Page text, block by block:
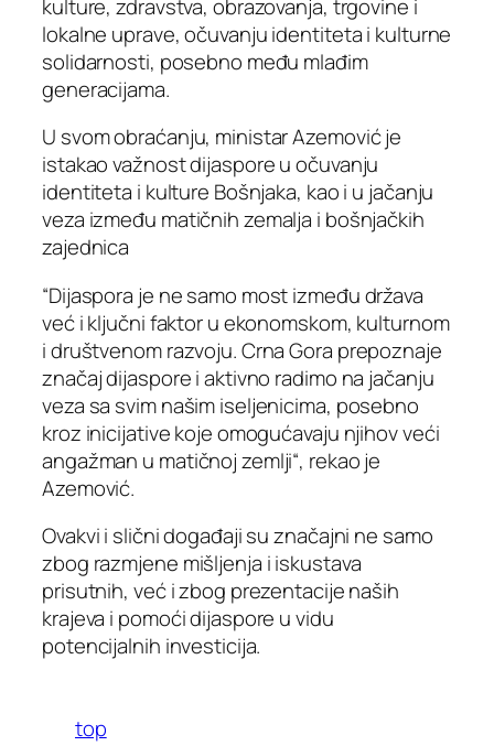
kulture, zdravstva, obrazovanja, trgovine i
lokalne uprave, očuvanju identiteta i kulturne
solidarnosti, posebno među mlađim
generacijama.
U svom obraćanju, ministar Azemović je
istakao važnost dijaspore u očuvanju
identiteta i kulture Bošnjaka, kao i u jačanju
veza između matičnih zemalja i bošnjačkih
zajednica
“Dijaspora je ne samo most između država
već i ključni faktor u ekonomskom, kulturnom
i društvenom razvoju. Crna Gora prepoznaje
značaj dijaspore i aktivno radimo na jačanju
veza sa svim našim iseljenicima, posebno
kroz inicijative koje omogućavaju njihov veći
angažman u matičnoj zemlji“, rekao je
Azemović.
Ovakvi i slični događaji su značajni ne samo
zbog razmjene mišljenja i iskustava
prisutnih, već i zbog prezentacije naših
krajeva i pomoći dijaspore u vidu
potencijalnih investicija.
top